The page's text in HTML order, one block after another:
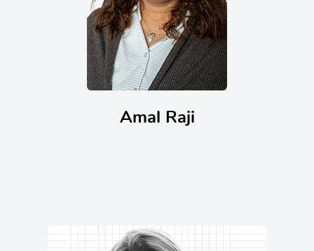
Amal Raji